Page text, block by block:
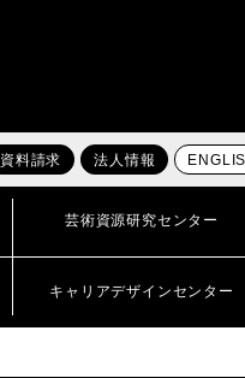
資料請求 法人情報
芸術資源研究センター
キャリアデザインセンター